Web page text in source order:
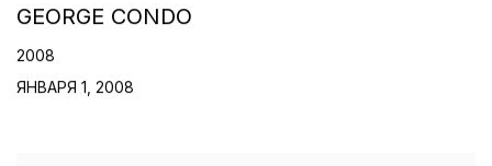
GEORGE CONDO
2008
ЯНВАРЯ 1, 2008